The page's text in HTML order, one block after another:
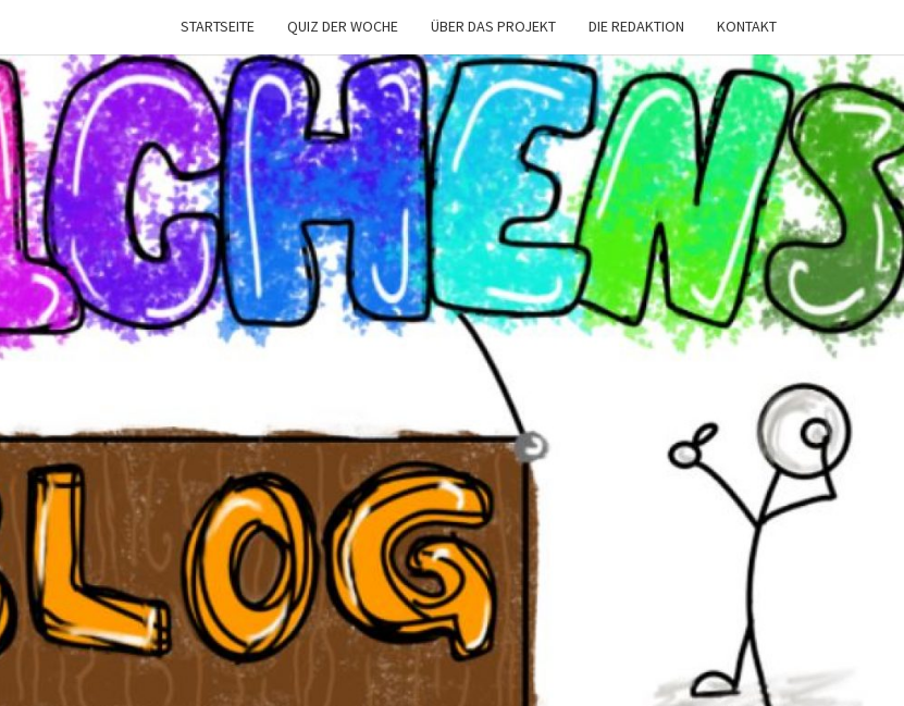
STARTSEITE QUIZ DER WOCHE ÜBER DAS PROJEKT DIE REDAKTION KONTAKT
CARLCHENS
BLOG
Schülerzeitung
Der Carl-
Bantzer-
Schule